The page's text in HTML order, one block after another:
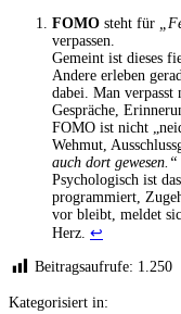
FOMO steht für
verpassen.
Gemeint ist dieses
Andere erleben
dabei. Man
Gespräche,
FOMO ist nicht
Wehmut,
auch dort gewesen.“
Psychologisch ist
programmiert,
vor bleibt, meldet
Herz. ↩︎
Beitragsaufrufe: 1.250
Kategorisiert in: